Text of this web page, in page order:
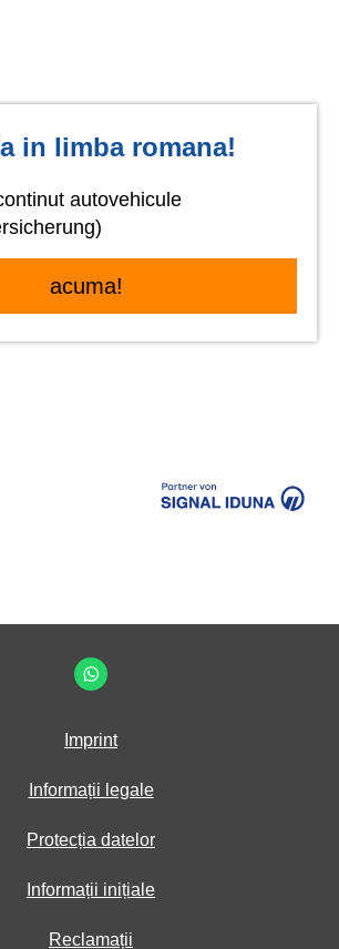
in limba romana!
autovehicule
acuma!
Imprint
Informații legale
Protecția datelor
Informații inițiale
Reclamații